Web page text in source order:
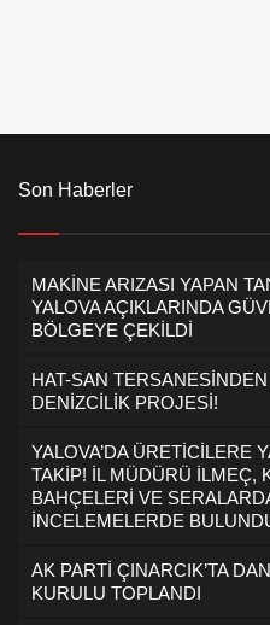
Son Haberler
MAKİNE ARIZASI YAPAN
YALOVA AÇIKLARINDA
BÖLGEYE ÇEKİLDİ
HAT-SAN
DENİZCİLİK PROJESİ!
YALOVA’DA ÜRETİCİLERE
TAKİP! İL MÜDÜRÜ İLMEÇ,
BAHÇELERİ VE
İNCELEMELERDE
AK PARTİ ÇINARCIK’TA
KURULU TOPLANDI